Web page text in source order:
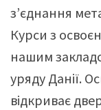
з’єднання
Курси з
нашим
уряду Данії.
відкриває